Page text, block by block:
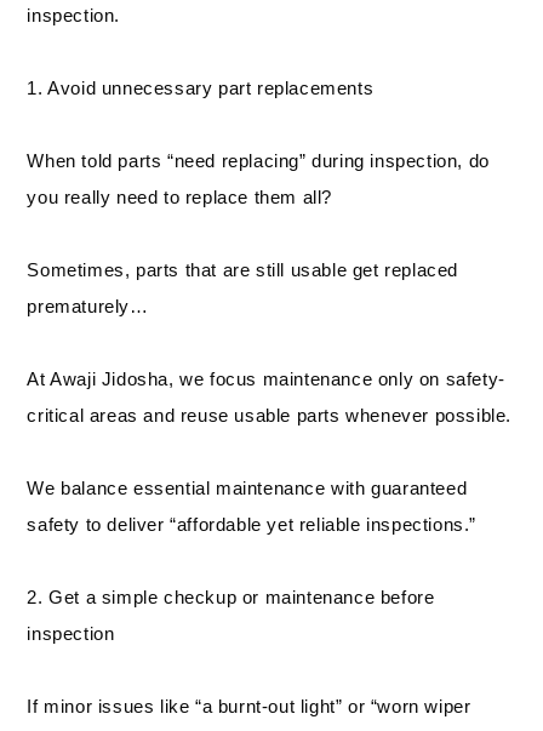
inspection.
1. Avoid unnecessary part replacements
When told parts “need replacing” during inspection, do
you really need to replace them all?
Sometimes, parts that are still usable get replaced
prematurely…
At Awaji Jidosha, we focus maintenance only on safety-
critical areas and reuse usable parts whenever possible.
We balance essential maintenance with guaranteed
safety to deliver “affordable yet reliable inspections.”
2. Get a simple checkup or maintenance before
inspection
If minor issues like “a burnt-out light” or “worn wiper